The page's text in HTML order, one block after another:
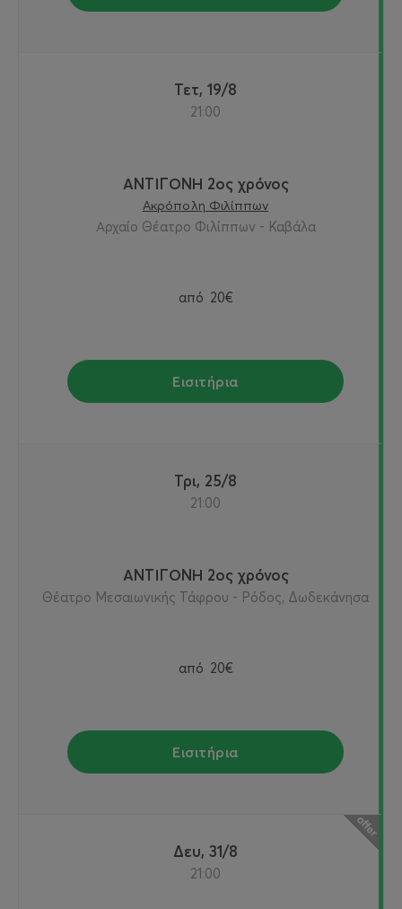
Τετ, 19/8
21:00
ΑΝΤΙΓΟΝΗ 2ος χρόνος
Ακρόπολη Φιλίππων
Αρχαίο Θέατρο Φιλίππων - Καβάλα
από 20€
Εισιτήρια
Τρι, 25/8
21:00
ΑΝΤΙΓΟΝΗ 2ος χρόνος
Θέατρο Μεσαιωνικής Τάφρου - Ρόδος, Δωδεκάνησα
από 20€
Εισιτήρια
Δευ, 31/8
21:00